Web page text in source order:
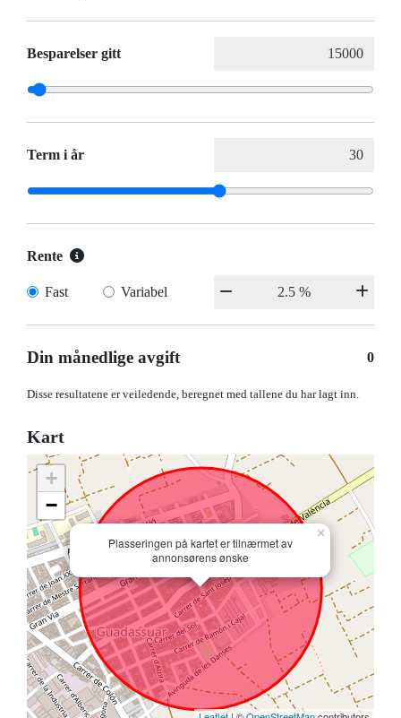
Besparelser gitt
Term i år
Rente
Fast Variabel
Din månedlige avgift 0
Disse resultatene er veiledende, beregnet med tallene du har lagt inn.
Kart
Plasseringen på kartet er tilnærmet av
annonsørens ønske
×
+
−